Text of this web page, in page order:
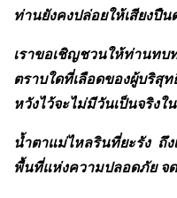
ท่านยังคงปล่อยให้เสียงปื
เราขอเชิญชวนให้ท่านทบ
ตราบใดที่เลือดของผู้บริสุ
หวังไว้จะไม่มีวันเป็นจริงใ
น้ำตาแม่ไหลรินที่ยะรัง ถึง
พื้นที่แห่งความปลอดภัย จ